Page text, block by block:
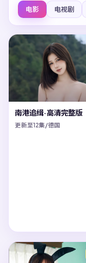
电影 电视剧
南港追缉·高清完整版
更新至12集/德国